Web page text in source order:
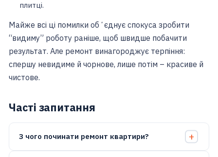
плитці.
Майже всі ці помилки обʼєднує спокуса зробити
“видиму” роботу раніше, щоб швидше побачити
результат. Але ремонт винагороджує терпіння:
спершу невидиме й чорнове, лише потім – красиве й
чистове.
Часті запитання
З чого починати ремонт квартири?